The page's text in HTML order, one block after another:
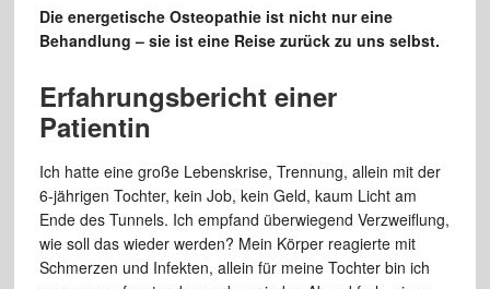
Die energetische Osteopathie ist nicht nur eine
Behandlung – sie ist eine Reise zurück zu uns selbst.
Erfahrungsbericht einer
Patientin
Ich hatte eine große Lebenskrise, Trennung, allein mit der
6-jährigen Tochter, kein Job, kein Geld, kaum Licht am
Ende des Tunnels. Ich empfand überwiegend Verzweiflung,
wie soll das wieder werden? Mein Körper reagierte mit
Schmerzen und Infekten, allein für meine Tochter bin ich